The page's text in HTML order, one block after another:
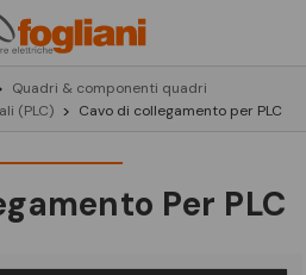
Quadri & componenti quadri
(PLC)
Cavo di collegamento per PLC
Per PLC